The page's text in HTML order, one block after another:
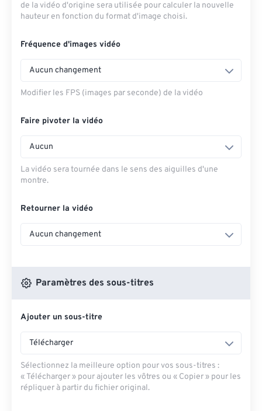
de la vidéo d'origine sera utilisée pour calculer la nouvelle
hauteur en fonction du format d'image choisi.
Fréquence d'images vidéo
Aucun changement
Modifier les FPS (images par seconde) de la vidéo
Faire pivoter la vidéo
Aucun
La vidéo sera tournée dans le sens des aiguilles d'une
montre.
Retourner la vidéo
Aucun changement
Paramètres des sous-titres
Ajouter un sous-titre
Télécharger
Sélectionnez la meilleure option pour vos sous-titres :
« Télécharger » pour ajouter les vôtres ou « Copier » pour les
répliquer à partir du fichier original.